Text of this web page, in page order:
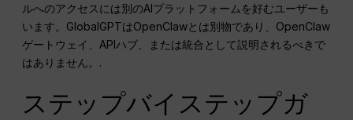
ルへのアクセスには別のAIプラットフォームを好むユーザーも
います。GlobalGPTはOpenClawとは別物であり、OpenClaw
ゲートウェイ、APIハブ、または統合として説明されるべきで
はありません。.
ステップバイステップガ